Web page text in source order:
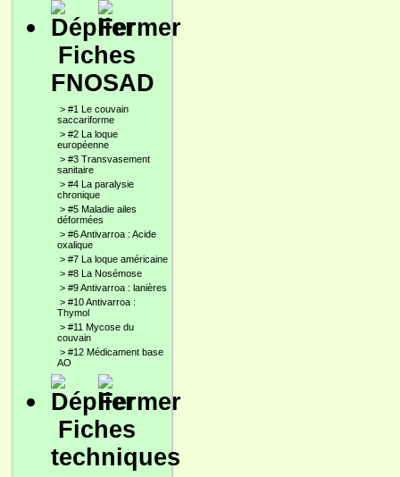
Fiches
FNOSAD
> #1 Le couvain
saccariforme
> #2 La loque
européenne
> #3 Transvasement
sanitaire
> #4 La paralysie
chronique
> #5 Maladie ailes
déformées
> #6 Antivarroa : Acide
oxalique
> #7 La loque américaine
> #8 La Nosémose
> #9 Antivarroa : lanières
> #10 Antivarroa :
Thymol
> #11 Mycose du
couvain
> #12 Médicament base
AO
Fiches
techniques